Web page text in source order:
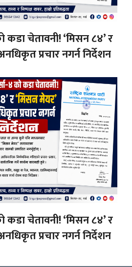
कडा चेतावनी! ‘मिसन ८४’ र
प्रचार नगर्न निर्देशन
कडा चेतावनी! ‘मिसन ८४’ र
प्रचार नगर्न निर्देशन